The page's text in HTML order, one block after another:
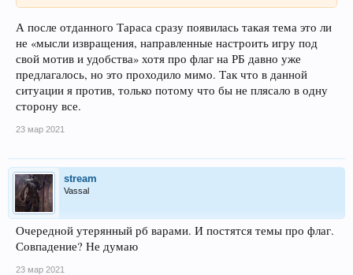
А после отданного Тараса сразу появилась такая тема это ли
не «мысли извращения, направленные настроить игру под
свой мотив и удобства» хотя про флаг на РБ давно уже
предлагалось, но это проходило мимо. Так что в данной
ситуации я против, только потому что бы не плясало в одну
сторону все.
23 мар 2021
stream
Vassal
Очередной утерянный рб варами. И постятся темы про флаг.
Совпадение? Не думаю
23 мар 2021